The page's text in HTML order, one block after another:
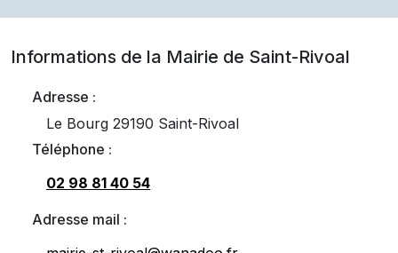
Informations de la Mairie de Saint-Rivoal
Adresse :
Le Bourg 29190 Saint-Rivoal
Téléphone :
02 98 81 40 54
Adresse mail :